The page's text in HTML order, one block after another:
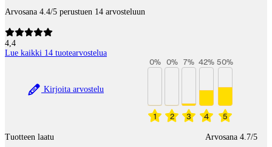
Arvosana 4.4/5 perustuen 14 arvosteluun
4,4
Lue kaikki 14 tuotearvostelua
Kirjoita arvostelu
1
0%
2
0%
3
7%
4
42%
5
50%
Tuotteen laatu Arvosana 4.7/5